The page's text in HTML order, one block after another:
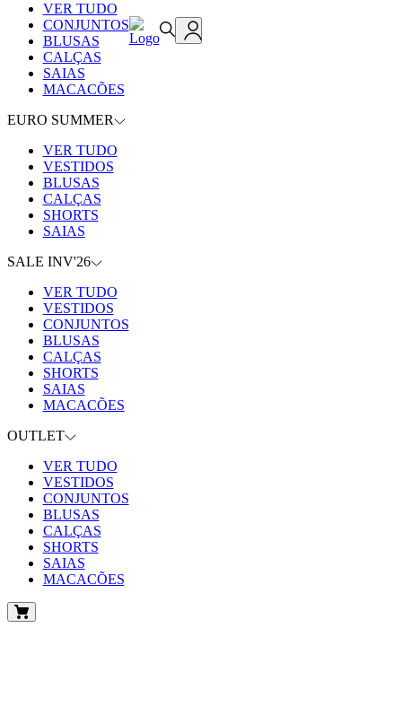
VER TUDO
CONJUNTOS
BLUSAS
CALÇAS
SAIAS
MACACÕES
EURO SUMMER
VER TUDO
VESTIDOS
BLUSAS
CALÇAS
SHORTS
SAIAS
SALE INV'26
VER TUDO
VESTIDOS
CONJUNTOS
BLUSAS
CALÇAS
SHORTS
SAIAS
MACACÕES
OUTLET
VER TUDO
VESTIDOS
CONJUNTOS
BLUSAS
CALÇAS
SHORTS
SAIAS
MACACÕES